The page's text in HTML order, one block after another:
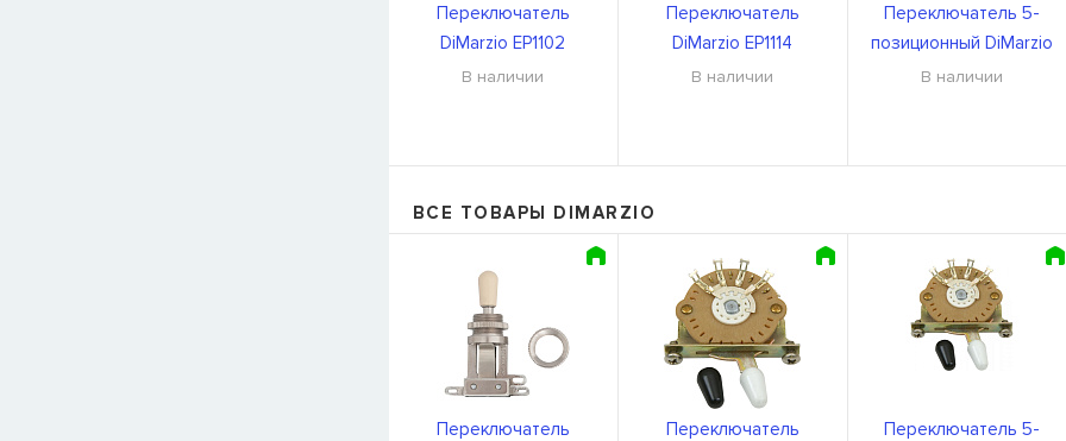
Переключатель
DiMarzio EP1102
В наличии
Переключатель
DiMarzio EP1114
В наличии
Переключатель 5-
позиционный DiMarzio
EP1104
В наличии
ВСЕ ТОВАРЫ DIMARZIO
Переключатель
Переключатель
Переключатель 5-